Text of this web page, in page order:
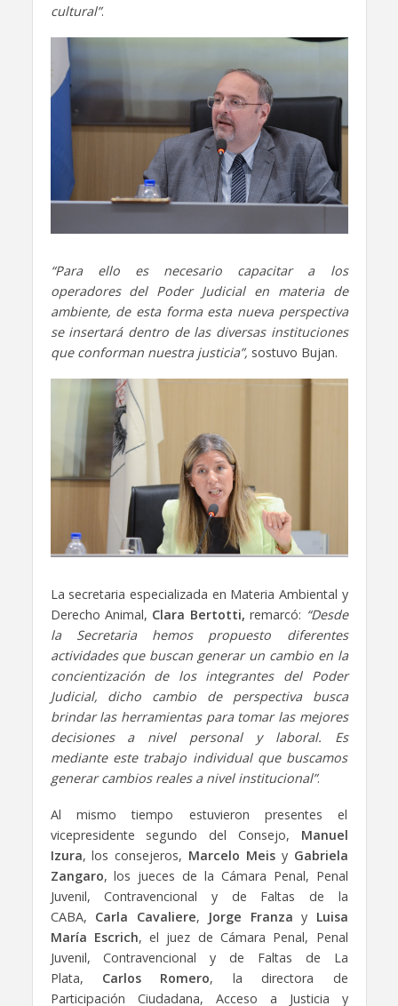
cultural”.
“Para ello es necesario capacitar a los
operadores del Poder Judicial en materia de
ambiente, de esta forma esta nueva perspectiva
se insertará dentro de las diversas instituciones
que conforman nuestra justicia”, sostuvo Bujan.
La secretaria especializada en Materia Ambiental y
Derecho Animal, Clara Bertotti,remarcó: “Desde
la Secretaria hemos propuesto diferentes
actividades que buscan generar un cambio en la
concientización de los integrantes del Poder
Judicial, dicho cambio de perspectiva busca
brindar las herramientas para tomar las mejores
decisiones a nivel personal y laboral. Es
mediante este trabajo individual que buscamos
generar cambios reales a nivel institucional”.
Al mismo tiempo estuvieron presentes el
vicepresidente segundo del Consejo, Manuel
Izura, los consejeros, Marcelo Meisy Gabriela
Zangaro, los jueces de la Cámara Penal, Penal
Juvenil, Contravencional y de Faltas de la
CABA, Carla Cavaliere, Jorge Franza y Luisa
María Escrich, el juez de Cámara Penal, Penal
Juvenil, Contravencional y de Faltas de La
Plata, Carlos Romero, la directora de
Participación Ciudadana, Acceso a Justicia y